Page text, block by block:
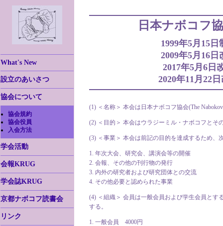
What's New
設立のあいさつ
協会について
協会規約
協会役員
入会方法
学会活動
会報KRUG
学会誌KRUG
京都ナボコフ読書会
リンク
日本ナボコフ
1999年5月15日
2009年5月16日
2017年5月6日
2020年11月22
(1) ＜名称＞ 本会は日本ナボコフ協会(The
(2) ＜目的＞ 本会はウラジーミル・ナボコフとそ
(3) ＜事業＞ 本会は前記の目的を達成するため、
1. 年次大会、研究会、講演会等の開催
2. 会報、その他の刊行物の発行
3. 内外の研究者および研究団体との交流
4. その他必要と認められた事業
(4) ＜組織＞ 会員は一般会員および学生会員とす
する。
1. 一般会員 4000円